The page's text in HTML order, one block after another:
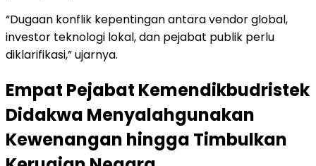
“Dugaan konflik kepentingan antara vendor global,
investor teknologi lokal, dan pejabat publik perlu
diklarifikasi,” ujarnya.
Empat Pejabat Kemendikbudristek
Didakwa Menyalahgunakan
Kewenangan hingga Timbulkan